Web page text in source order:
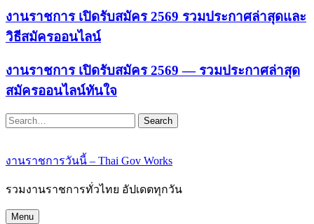
งานราชการ เปิดรับสมัคร 2569 รวมประกาศล่าสุดและ
วิธีสมัครออนไลน์
งานราชการ เปิดรับสมัคร 2569 — รวมประกาศล่าสุด
สมัครออนไลน์ทันใจ
Search
งานราชการวันนี้ – Thai Gov Works
รวมงานราชการทั่วไทย อัปเดตทุกวัน
Menu